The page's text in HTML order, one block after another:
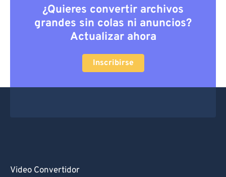
¿Quieres convertir archivos
grandes sin colas ni anuncios?
Actualizar ahora
Inscribirse
Video Convertidor